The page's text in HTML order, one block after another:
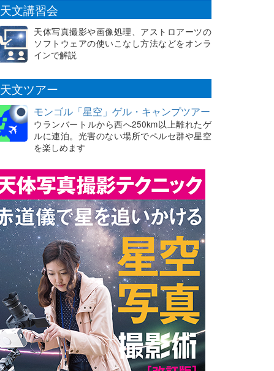
天文講習会
天体写真撮影や画像処理、アストロアーツの
ソフトウェアの使いこなし方法などをオンラ
インで解説
天文ツアー
モンゴル「星空」ゲル・キャンプツアー
ウランバートルから西へ250km以上離れたゲ
ルに連泊。光害のない場所でペルセ群や星空
を楽しめます